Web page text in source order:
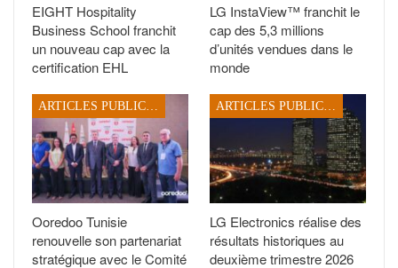
EIGHT Hospitality
Business School franchit
un nouveau cap avec la
certification EHL
LG InstaView™ franchit le
cap des 5,3 millions
d’unités vendues dans le
monde
Ooredoo Tunisie
renouvelle son partenariat
stratégique avec le Comité
LG Electronics réalise des
résultats historiques au
deuxième trimestre 2026